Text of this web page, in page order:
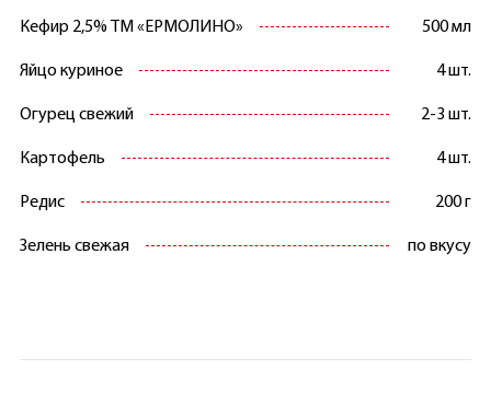
Кефир 2,5% ТМ «ЕРМОЛИНО» 500 мл
Яйцо куриное 4 шт.
Огурец свежий 2-3 шт.
Картофель 4 шт.
Редис 200 г
Зелень свежая по вкусу